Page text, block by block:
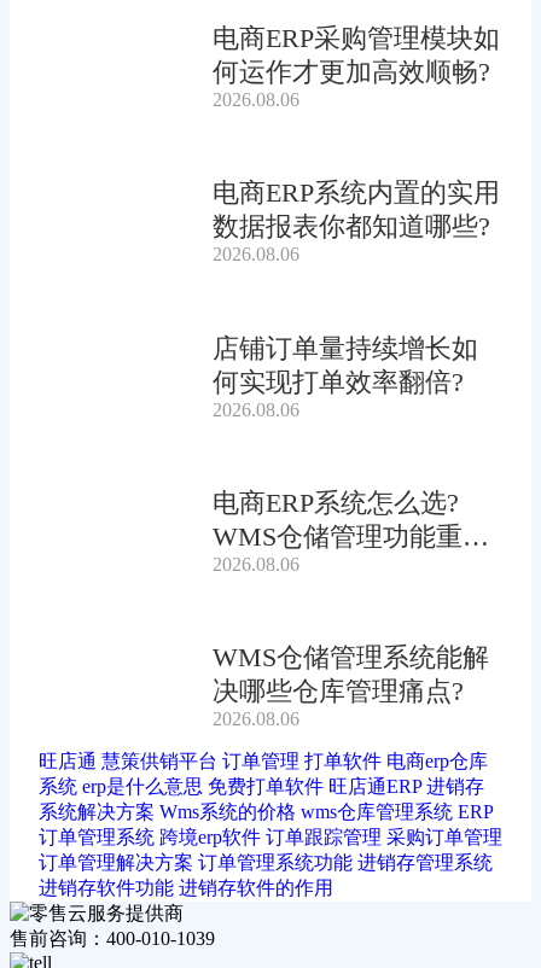
电商ERP采购管理模块如
何运作才更加高效顺畅?
2026.08.06
电商ERP系统内置的实用
数据报表你都知道哪些?
2026.08.06
店铺订单量持续增长如
何实现打单效率翻倍?
2026.08.06
电商ERP系统怎么选?
WMS仓储管理功能重要
吗?
2026.08.06
WMS仓储管理系统能解
决哪些仓库管理痛点?
2026.08.06
旺店通 慧策供销平台 订单管理 打单软件 电商erp仓库
系统 erp是什么意思 免费打单软件 旺店通ERP 进销存
系统解决方案 Wms系统的价格 wms仓库管理系统 ERP
订单管理系统 跨境erp软件 订单跟踪管理 采购订单管理
订单管理解决方案 订单管理系统功能 进销存管理系统
进销存软件功能 进销存软件的作用
售前咨询：400-010-1039